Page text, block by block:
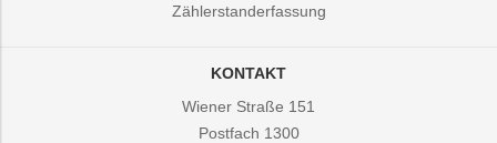
Zählerstanderfassung
KONTAKT
Wiener Straße 151
Postfach 1300